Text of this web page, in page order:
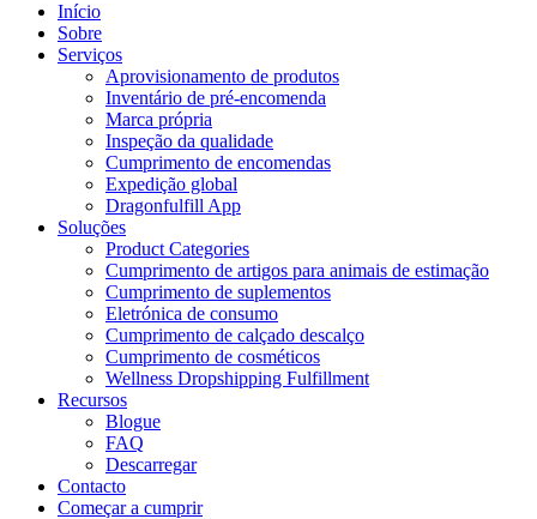
Início
Sobre
Serviços
Aprovisionamento de produtos
Inventário de pré-encomenda
Marca própria
Inspeção da qualidade
Cumprimento de encomendas
Expedição global
Dragonfulfill App
Soluções
Product Categories
Cumprimento de artigos para animais de estimação
Cumprimento de suplementos
Eletrónica de consumo
Cumprimento de calçado descalço
Cumprimento de cosméticos
Wellness Dropshipping Fulfillment
Recursos
Blogue
FAQ
Descarregar
Contacto
Começar a cumprir